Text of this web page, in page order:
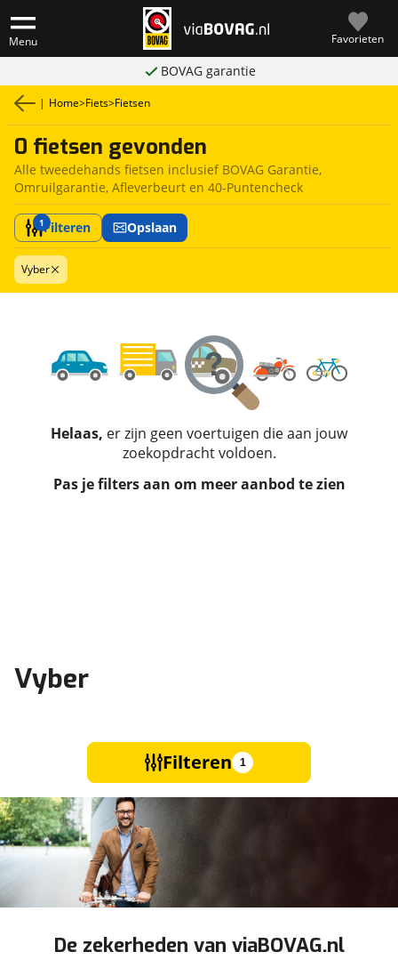
Menu Favorieten
BOVAG garantie
| Home>Fiets>Fietsen
0 fietsen gevonden
Alle tweedehands fietsen inclusief BOVAG Garantie,
Omruilgarantie, Afleverbeurt en 40-Puntencheck
1Filteren Opslaan
Vyber
Helaas, er zijn geen voertuigen die aan jouw
zoekopdracht voldoen.
Pas je filters aan om meer aanbod te zien
Vyber
Filteren 1
De zekerheden van viaBOVAG.nl